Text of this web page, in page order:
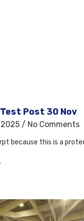
Post 30 Nov
No Comments
because this is a